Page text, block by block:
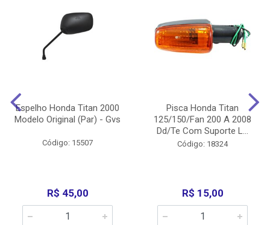
Espelho Honda Titan 2000
Modelo Original (Par) - Gvs
Código: 15507
R$ 45,00
Pisca Honda Titan
125/150/Fan 200 A 2008
Dd/Te Com Suporte L...
Código: 18324
R$ 15,00